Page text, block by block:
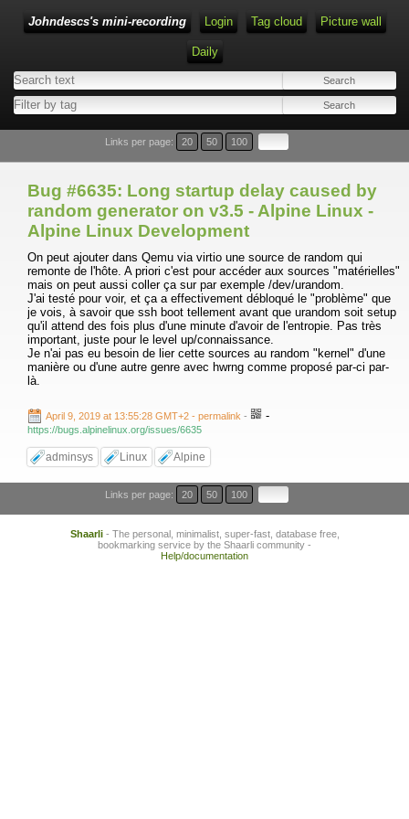
Johndescs's mini-recording Login Tag cloud Picture wall
Daily
Type 1 or more characters for results.
Links per page: 20 50 100
Bug #6635: Long startup delay caused by
random generator on v3.5 - Alpine Linux -
Alpine Linux Development
On peut ajouter dans Qemu via virtio une source de random qui
remonte de l'hôte. A priori c'est pour accéder aux sources "matérielles"
mais on peut aussi coller ça sur par exemple /dev/urandom.
J'ai testé pour voir, et ça a effectivement débloqué le "problème" que
je vois, à savoir que ssh boot tellement avant que urandom soit setup
qu'il attend des fois plus d'une minute d'avoir de l'entropie. Pas très
important, juste pour le level up/connaissance.
Je n'ai pas eu besoin de lier cette sources au random "kernel" d'une
manière ou d'une autre genre avec hwrng comme proposé par-ci par-
là.
April 9, 2019 at 13:55:28 GMT+2 - permalink - -
https://bugs.alpinelinux.org/issues/6635
adminsys Linux Alpine
Links per page: 20 50 100
Shaarli- The personal, minimalist, super-fast, database free,
bookmarking service by the Shaarli community -
Help/documentation